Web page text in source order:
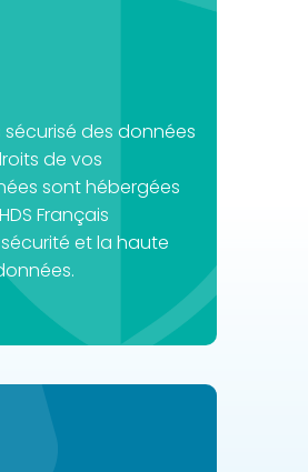
sécurisé des données
de vos
sont hébergées
Français
et la haute